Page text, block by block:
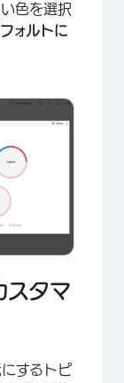
色を選択
ォルトに
スタマ
するトピ